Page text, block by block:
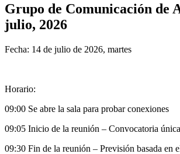
Grupo de Comunicación de
julio, 2026
Fecha: 14 de julio de 2026, martes
Horario:
09:00 Se abre la sala para probar conexiones
09:05 Inicio de la reunión – Convocatoria única
09:30 Fin de la reunión – Previsión basada en